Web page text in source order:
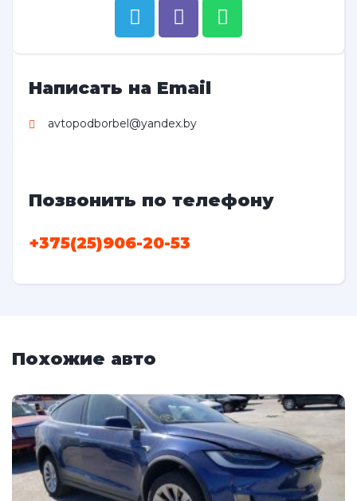
Написать на Email
avtopodborbel@yandex.by
Позвонить по телефону
+375(25)906-20-53
Похожие авто